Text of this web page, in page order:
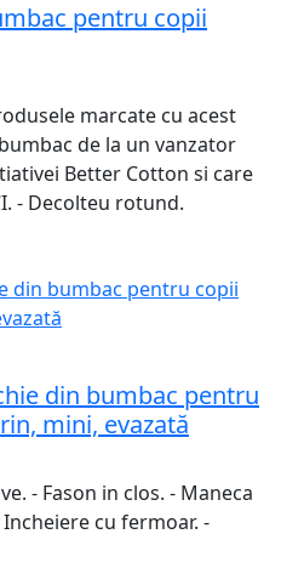
pentru copii
marcate cu acest
de la un vanzator
Better Cotton si care
- Decolteu rotund.
din bumbac pentru
mini, evazată
- Fason in clos. - Maneca
cu fermoar. -